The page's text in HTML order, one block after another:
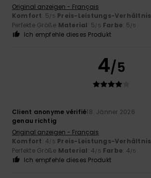
Original anzeigen - Français
Komfort: 5/5 Preis-Leistungs-Verhältnis
Perfekte Größe Material: 5/5 Farbe: 5/5
Ich empfehle dieses Produkt
4/5
Client anonyme vérifié18. Jänner 2026
genau richtig
Original anzeigen - Français
Komfort: 4/5 Preis-Leistungs-Verhältnis
Perfekte Größe Material: 4/5 Farbe: 4/5
Ich empfehle dieses Produkt